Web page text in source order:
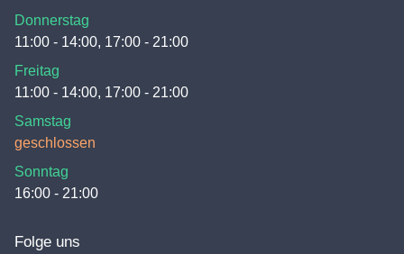
Donnerstag
11:00 - 14:00, 17:00 - 21:00
Freitag
11:00 - 14:00, 17:00 - 21:00
Samstag
geschlossen
Sonntag
16:00 - 21:00
Folge uns